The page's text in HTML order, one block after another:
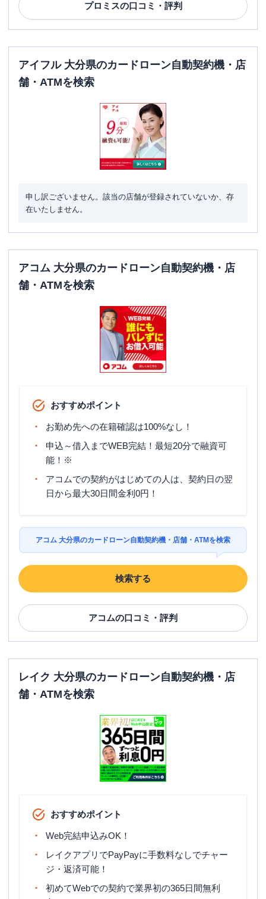
プロミスの口コミ・評判
アイフル 大分県のカードローン自動契約機・店
舗・ATMを検索
申し訳ございません。該当の店舗が登録されていないか、存
在いたしません。
アコム 大分県のカードローン自動契約機・店
舗・ATMを検索
おすすめポイント
お勤め先への在籍確認は100%なし！
申込～借入までWEB完結！最短20分で融資可
能！※
アコムでの契約がはじめての人は、契約日の翌
日から最大30日間金利0円！
アコム 大分県のカードローン自動契約機・店舗・ATMを検索
検索する
アコムの口コミ・評判
レイク 大分県のカードローン自動契約機・店
舗・ATMを検索
おすすめポイント
Web完結申込みOK！
レイクアプリでPayPayに手数料なしでチャー
ジ・返済可能！
初めてWebでの契約で業界初の365日間無利